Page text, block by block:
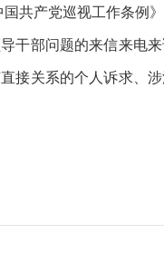
共产党巡视工作条例
干部问题的来信来电
接关系的个人诉求、